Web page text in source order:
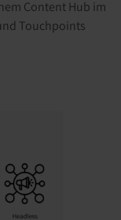
Content Hub im
Touchpoints